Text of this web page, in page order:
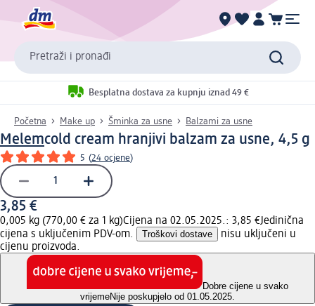
Pretraži i pronađi
Besplatna dostava za kupnju iznad 49 €
Početna Make up Šminka za usne Balzami za usne
Melemcold cream hranjivi balzam za usne, 4,5 g
5 (24 ocjene)
3,85 €
0,005 kg (770,00 € za 1 kg)Cijena na 02.05.2025.: 3,85 €Jedinična
cijena s uključenim PDV-om.
Troškovi dostave
nisu uključeni u
cijenu proizvoda.
Dobre cijene u svako
vrijemeNije poskupjelo od 01.05.2025.